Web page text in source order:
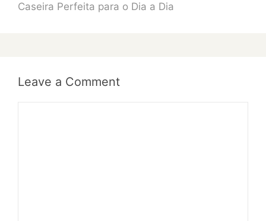
Caseira Perfeita para o Dia a Dia
Leave a Comment